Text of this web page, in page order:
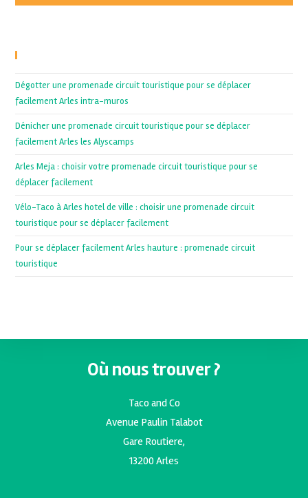
Dégotter une promenade circuit touristique pour se déplacer
facilement Arles intra-muros
Dénicher une promenade circuit touristique pour se déplacer
facilement Arles les Alyscamps
Arles Meja : choisir votre promenade circuit touristique pour se
déplacer facilement
Vélo-Taco à Arles hotel de ville : choisir une promenade circuit
touristique pour se déplacer facilement
Pour se déplacer facilement Arles hauture : promenade circuit
touristique
Où nous trouver ?
Taco and Co
Avenue Paulin Talabot
Gare Routiere,
13200 Arles